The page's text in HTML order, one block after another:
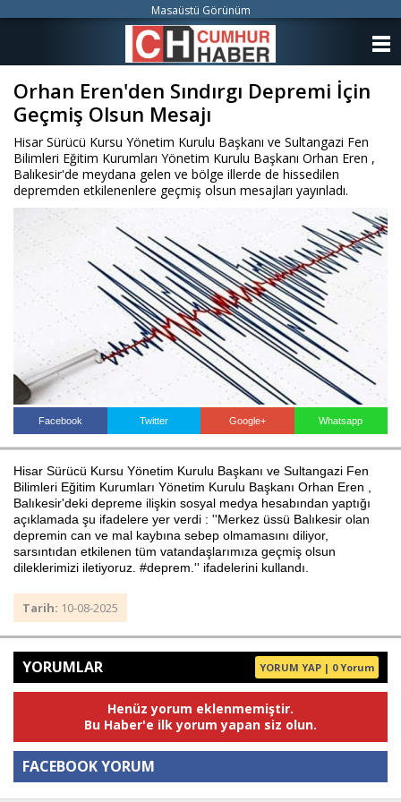
Orhan Eren'den Sındırgı Depremi İçin
Geçmiş Olsun Mesajı
Hisar Sürücü Kursu Yönetim Kurulu Başkanı ve Sultangazi Fen
Bilimleri Eğitim Kurumları Yönetim Kurulu Başkanı Orhan Eren ,
Balıkesir'de meydana gelen ve bölge illerde de hissedilen
depremden etkilenenlere geçmiş olsun mesajları yayınladı.
Facebook Twitter Google+ Whatsapp
Hisar Sürücü Kursu Yönetim Kurulu Başkanı ve Sultangazi Fen
Bilimleri Eğitim Kurumları Yönetim Kurulu Başkanı Orhan Eren ,
Balıkesir'deki depreme ilişkin sosyal medya hesabından yaptığı
açıklamada şu ifadelere yer verdi : ''Merkez üssü Balıkesir olan
depremin can ve mal kaybına sebep olmamasını diliyor,
sarsıntıdan etkilenen tüm vatandaşlarımıza geçmiş olsun
dileklerimizi iletiyoruz. #deprem.'' ifadelerini kullandı.
Tarih: 10-08-2025
YORUMLAR YORUM YAP | 0 Yorum
Henüz yorum eklenmemiştir.
Bu Haber'e ilk yorum yapan siz olun.
FACEBOOK YORUM
Masaüstü Görünüm
KATEGORİLER
ANKETLER
VİDEO GALERİ
KÜNYE
İLETİŞİM
Haberin Doğru Adresi.